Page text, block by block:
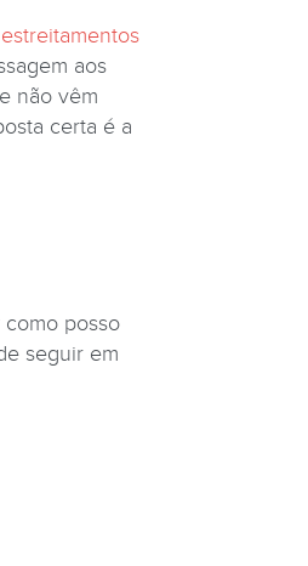
aos
não vêm
certa é a
posso
seguir em